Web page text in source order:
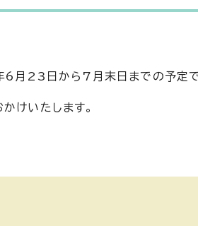
6月23日から7月末日までの予定で
けいたします。